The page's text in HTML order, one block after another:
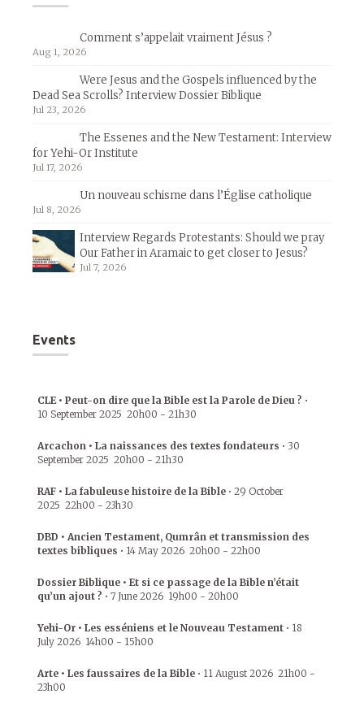
Comment s’appelait vraiment Jésus ?
Aug 1, 2026
Were Jesus and the Gospels influenced by the
Dead Sea Scrolls? Interview Dossier Biblique
Jul 23, 2026
The Essenes and the New Testament: Interview
for Yehi-Or Institute
Jul 17, 2026
Un nouveau schisme dans l’Église catholique
Jul 8, 2026
Interview Regards Protestants: Should we pray
Our Father in Aramaic to get closer to Jesus?
Jul 7, 2026
Events
CLE • Peut-on dire que la Bible est la Parole de Dieu ? •
10 September 2025 20h00 - 21h30
Arcachon • La naissances des textes fondateurs • 30
September 2025 20h00 - 21h30
RAF • La fabuleuse histoire de la Bible • 29 October
2025 22h00 - 23h30
DBD • Ancien Testament, Qumrân et transmission des
textes bibliques • 14 May 2026 20h00 - 22h00
Dossier Biblique • Et si ce passage de la Bible n’était
qu’un ajout ? • 7 June 2026 19h00 - 20h00
Yehi-Or • Les esséniens et le Nouveau Testament • 18
July 2026 14h00 - 15h00
Arte • Les faussaires de la Bible • 11 August 2026 21h00 -
23h00